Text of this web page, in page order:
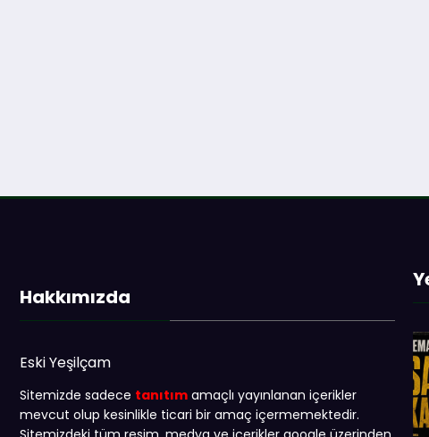
Hakkımızda
Eski Yeşilçam
Sitemizde sadece tanıtım amaçlı yayınlanan içerikler
mevcut olup kesinlikle ticari bir amaç içermemektedir.